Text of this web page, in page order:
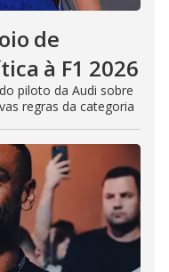
de
à F1 2026
piloto da Audi sobre
regras da categoria